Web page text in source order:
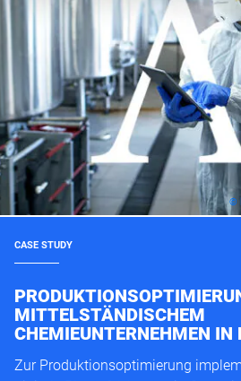
©
CASE STUDY
MITTELSTÄNDISCHEM
CHEMIEUNTERNEHMEN IN
Zur Produktionsoptimierung